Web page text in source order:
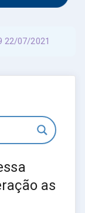
22/07/2021
as